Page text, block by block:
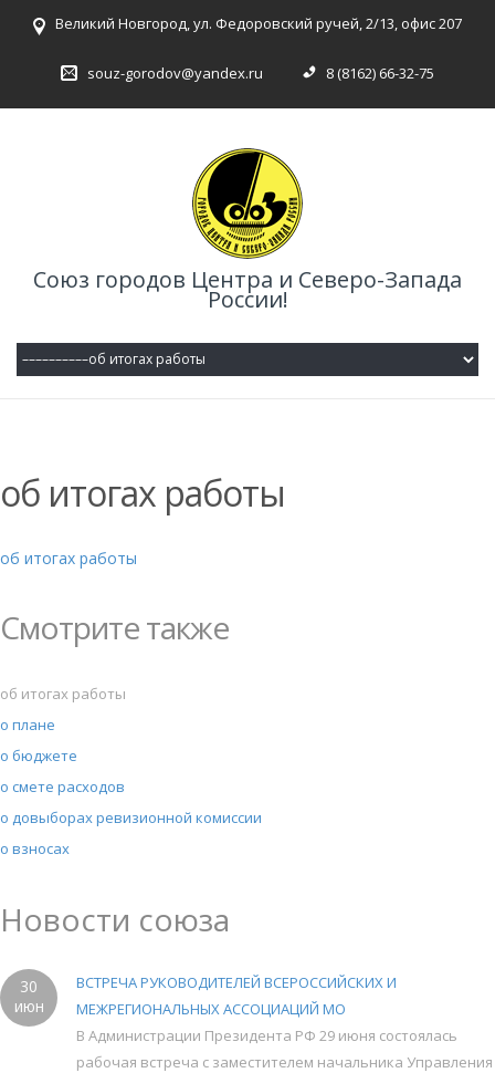
Великий Новгород, ул. Федоровский ручей, 2/13, офис 207
souz-gorodov@yandex.ru 8 (8162) 66-32-75
Союз городов Центра и Северо-Запада
России!
об итогах работы
об итогах работы
Смотрите также
об итогах работы
о плане
о бюджете
о смете расходов
о довыборах ревизионной комиссии
о взносах
Новости союза
30
июн
ВСТРЕЧА РУКОВОДИТЕЛЕЙ ВСЕРОССИЙСКИХ И
МЕЖРЕГИОНАЛЬНЫХ АССОЦИАЦИЙ МО
В Администрации Президента РФ 29 июня состоялась
рабочая встреча с заместителем начальника Управления